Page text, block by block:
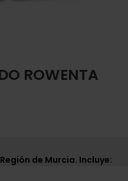
ROWENTA
de Murcia. Incluye: